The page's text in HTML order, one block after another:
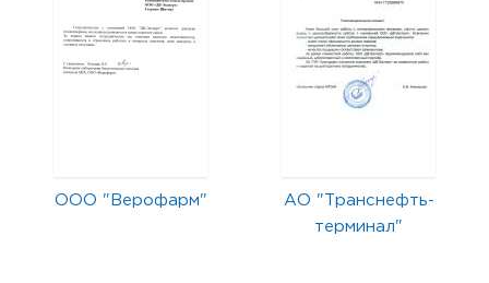
ООО "Верофарм"
АО "Транснефть-
терминал"